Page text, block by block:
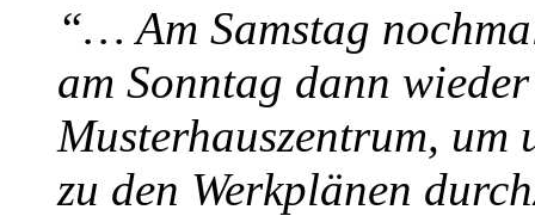
“… Am Samstag
am Sonntag dann
Musterhauszentrum, um
zu den Werkplänen